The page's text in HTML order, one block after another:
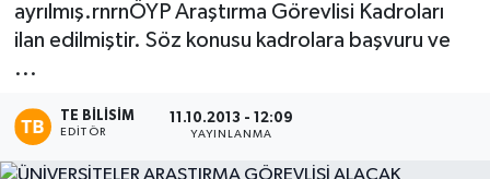
ayrılmış.rnrnÖYP Araştırma Görevlisi Kadroları
ilan edilmiştir. Söz konusu kadrolara başvuru ve
...
TE BILISIM
EDITÖR
11.10.2013 - 12:09
YAYINLANMA
Magazin